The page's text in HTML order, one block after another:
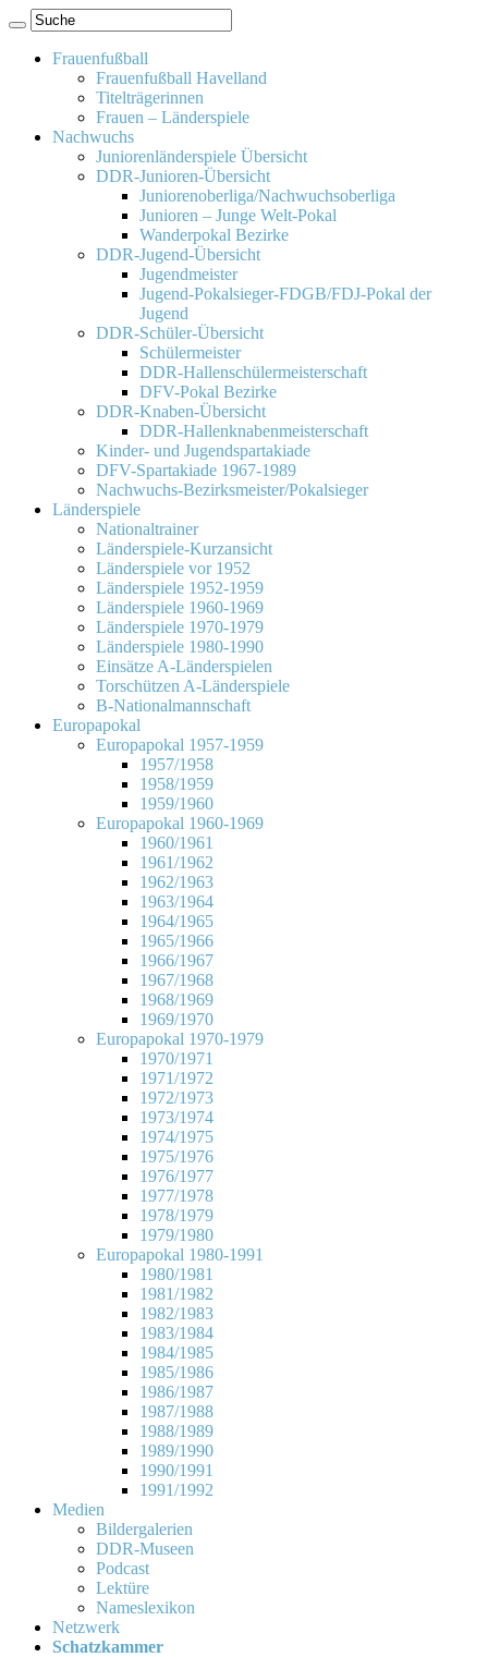
Frauenfußball
Frauenfußball Havelland
Titelträgerinnen
Frauen – Länderspiele
Nachwuchs
Juniorenländerspiele Übersicht
DDR-Junioren-Übersicht
Juniorenoberliga/Nachwuchsoberliga
Junioren – Junge Welt-Pokal
Wanderpokal Bezirke
DDR-Jugend-Übersicht
Jugendmeister
Jugend-Pokalsieger-FDGB/FDJ-Pokal der
Jugend
DDR-Schüler-Übersicht
Schülermeister
DDR-Hallenschülermeisterschaft
DFV-Pokal Bezirke
DDR-Knaben-Übersicht
DDR-Hallenknabenmeisterschaft
Kinder- und Jugendspartakiade
DFV-Spartakiade 1967-1989
Nachwuchs-Bezirksmeister/Pokalsieger
Länderspiele
Nationaltrainer
Länderspiele-Kurzansicht
Länderspiele vor 1952
Länderspiele 1952-1959
Länderspiele 1960-1969
Länderspiele 1970-1979
Länderspiele 1980-1990
Einsätze A-Länderspielen
Torschützen A-Länderspiele
B-Nationalmannschaft
Europapokal
Europapokal 1957-1959
1957/1958
1958/1959
1959/1960
Europapokal 1960-1969
1960/1961
1961/1962
1962/1963
1963/1964
1964/1965
1965/1966
1966/1967
1967/1968
1968/1969
1969/1970
Europapokal 1970-1979
1970/1971
1971/1972
1972/1973
1973/1974
1974/1975
1975/1976
1976/1977
1977/1978
1978/1979
1979/1980
Europapokal 1980-1991
1980/1981
1981/1982
1982/1983
1983/1984
1984/1985
1985/1986
1986/1987
1987/1988
1988/1989
1989/1990
1990/1991
1991/1992
Medien
Bildergalerien
DDR-Museen
Podcast
Lektüre
Nameslexikon
Netzwerk
Schatzkammer